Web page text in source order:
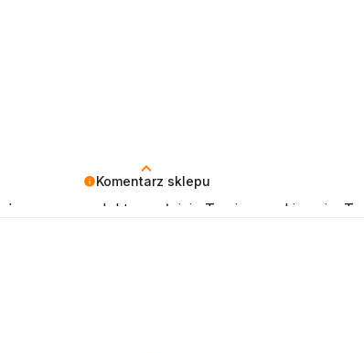
Komentarz sklepu
nasze produkty spełniają Twoje oczekiwania.